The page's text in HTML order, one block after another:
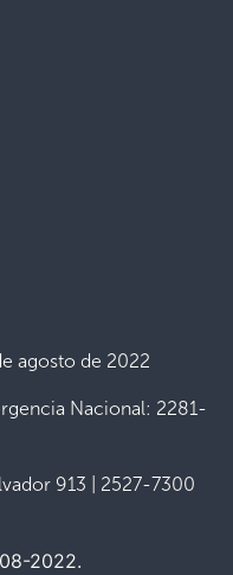
agosto de 2022
Nacional: 2281-
913 | 2527-7300
2022.